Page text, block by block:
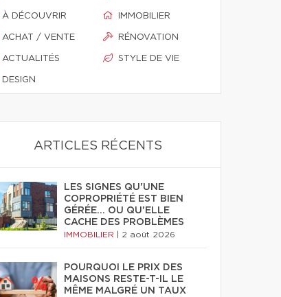
À DÉCOUVRIR
ACHAT / VENTE
ACTUALITÉS
DESIGN
IMMOBILIER
RÉNOVATION
STYLE DE VIE
ARTICLES RÉCENTS
LES SIGNES QU'UNE
COPROPRIÉTÉ EST BIEN
GÉRÉE… OU QU'ELLE
CACHE DES PROBLÈMES
IMMOBILIER 2 août 2026
POURQUOI LE PRIX DES
MAISONS RESTE-T-IL LE
MÊME MALGRÉ UN TAUX